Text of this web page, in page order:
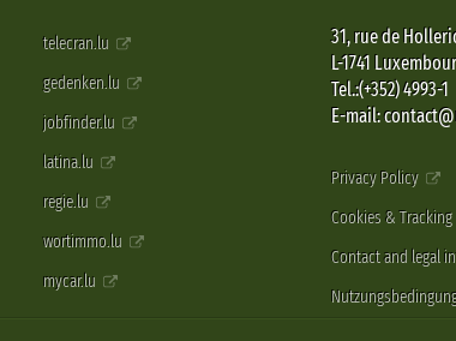
telecran.lu
gedenken.lu
jobfinder.lu
latina.lu
regie.lu
wortimmo.lu
mycar.lu
31, rue de
L-1741
Tel.:(+352) 4993-1
E-mail:
Privacy Policy
Cookies & Tracking
Contact and legal